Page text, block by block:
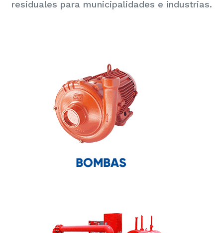
residuales para municipalidades e industrias.